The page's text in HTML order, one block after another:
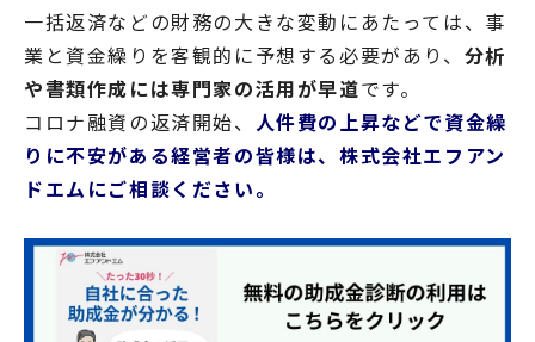
一括返済などの財務の大きな変動にあたっては、事
業と資金繰りを客観的に予想する必要があり、 分析
や書類作成には専門家の活用が早道です。
コロナ融資の返済開始、 人件費の上昇などで資金繰
りに不安がある経営者の皆様は、株式会社エフアン
ドエムにご相談ください。